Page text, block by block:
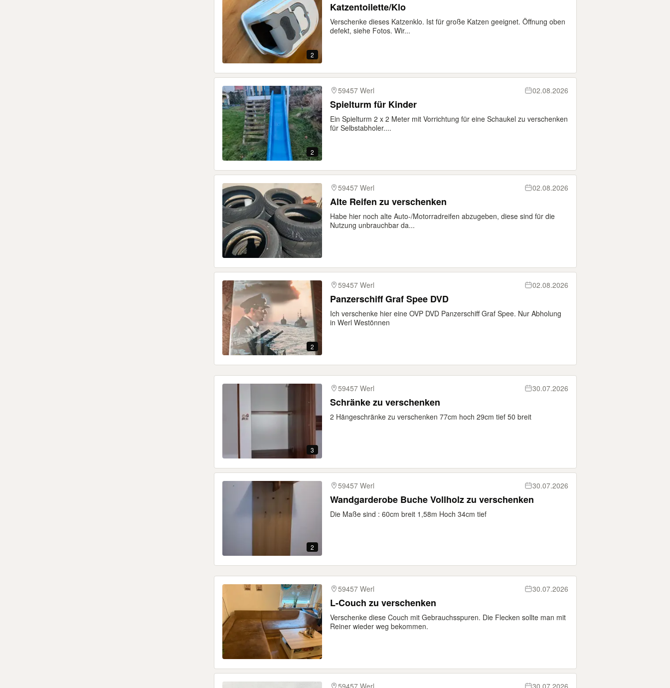
2
Katzentoilette/Klo
Verschenke dieses Katzenklo. Ist für große Katzen geeignet. Öffnung oben
defekt, siehe Fotos. Wir...
2
59457 Werl 02.08.2026
Spielturm für Kinder
Ein Spielturm 2 x 2 Meter mit Vorrichtung für eine Schaukel zu verschenken
für Selbstabholer....
59457 Werl 02.08.2026
Alte Reifen zu verschenken
Habe hier noch alte Auto-/Motorradreifen abzugeben, diese sind für die
Nutzung unbrauchbar da...
2
59457 Werl 02.08.2026
Panzerschiff Graf Spee DVD
Ich verschenke hier eine OVP DVD Panzerschiff Graf Spee. Nur Abholung
in Werl Westönnen
3
59457 Werl 30.07.2026
Schränke zu verschenken
2 Hängeschränke zu verschenken 77cm hoch 29cm tief 50 breit
2
59457 Werl 30.07.2026
Wandgarderobe Buche Vollholz zu verschenken
Die Maße sind : 60cm breit 1,58m Hoch 34cm tief
59457 Werl 30.07.2026
L-Couch zu verschenken
Verschenke diese Couch mit Gebrauchsspuren. Die Flecken sollte man mit
Reiner wieder weg bekommen.
59457 Werl 30.07.2026